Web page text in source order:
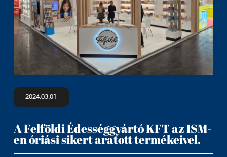
2024.03.01
A Felföldi Édességgyártó KFT az ISM-
en óriási sikert aratott termékeivel.